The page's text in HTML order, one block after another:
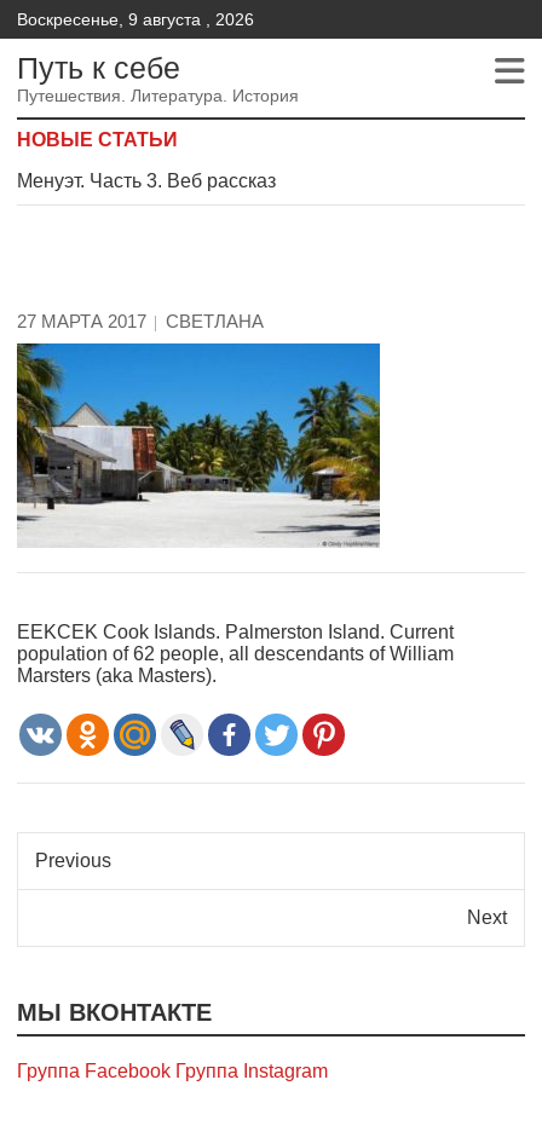
Воскресенье, 9 августа , 2026
Путь к себе
Путешествия. Литература. История
НОВЫЕ СТАТЬИ
Менуэт.Часть 2 – Веб рассказ
27 МАРТА 2017 СВЕТЛАНА
EEKCEK Cook Islands. Palmerston Island. Current
population of 62 people, all descendants of William
Marsters (aka Masters).
Previous
Next
МЫ ВКОНТАКТЕ
Группа Facebook Группа Instagram